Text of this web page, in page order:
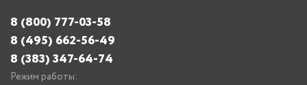
8 (800) 777-03-58
8 (495) 662-56-49
8 (383) 347-64-74
Режим работы: